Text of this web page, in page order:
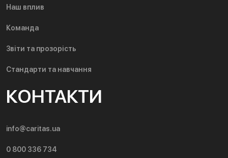
Наш вплив
Команда
Звіти та прозорість
Стандарти та навчання
КОНТАКТИ
info@caritas.ua
0 800 336 734